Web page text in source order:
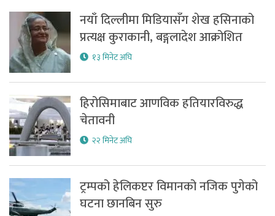
नयाँ दिल्लीमा मिडियासँग शेख हसिनाको
प्रत्यक्ष कुराकानी, बङ्गलादेश आक्रोशित
१३ मिनेट अघि
हिरोसिमाबाट आणविक हतियारविरुद्ध
चेतावनी
२२ मिनेट अघि
ट्रम्पको हेलिकप्टर विमानको नजिक पुगेको
घटना छानबिन सुरु